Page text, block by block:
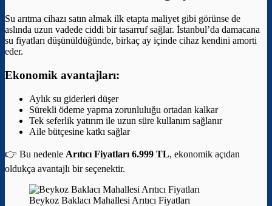
Su arıtma cihazı satın almak ilk etapta maliyet gibi görünse de
aslında uzun vadede ciddi bir tasarruf sağlar. İstanbul’da damacana
su fiyatları düşünüldüğünde, birkaç ay içinde cihaz kendini amorti
eder.
Ekonomik avantajları:
Aylık su giderleri düşer
Sürekli ödeme yapma zorunluluğu ortadan kalkar
Tek seferlik yatırım ile uzun süre kullanım sağlanır
Aile bütçesine katkı sağlar
👉 Bu nedenle Arıtıcı Fiyatları 6.999 TL, ekonomik açıdan
oldukça avantajlı bir seçenektir.
Beykoz Baklacı Mahallesi Arıtıcı Fiyatları